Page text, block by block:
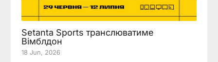
Setanta Sports транслюватиме
Вімблдон
18 Jun, 2026